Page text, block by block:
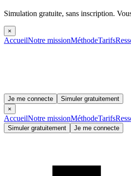
Simulation gratuite, sans inscription.
×
AccueilNotre missionMéthodeTarifs
Je me connecte
Simuler gratuitement
×
AccueilNotre missionMéthodeTarifs
Simuler gratuitement Je me connecte